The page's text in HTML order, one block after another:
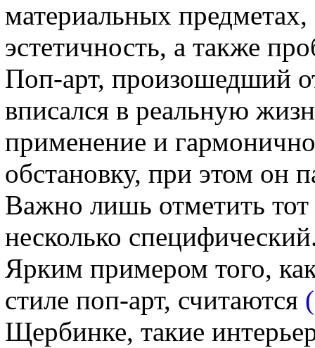
материальных
эстетичность, а также
Поп-арт, произошедший
вписался в реальную
применение и
обстановку, при этом он
Важно лишь отметить тот
несколько
Ярким примером того,
стиле поп-арт, считаются
Щербинке, такие